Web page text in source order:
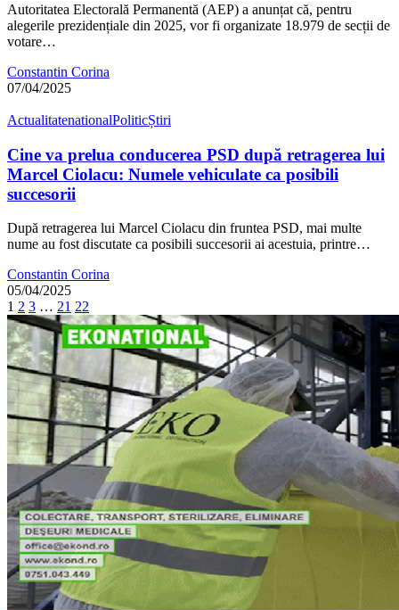
Autoritatea Electorală Permanentă (AEP) a anunțat că, pentru
alegerile prezidențiale din 2025, vor fi organizate 18.979 de secții de
votare…
Constantin Corina
07/04/2025
ActualitatenationalPoliticȘtiri
Cine va prelua conducerea PSD după retragerea lui
Marcel Ciolacu: Numele vehiculate ca posibili
succesorii
După retragerea lui Marcel Ciolacu din fruntea PSD, mai multe
nume au fost discutate ca posibili succesorii ai acestuia, printre…
Constantin Corina
05/04/2025
1 2 3 … 21 22